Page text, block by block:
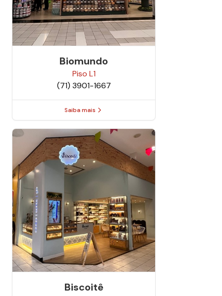
Biomundo
Piso L1
(71) 3901-1667
Saiba mais
Biscoitê